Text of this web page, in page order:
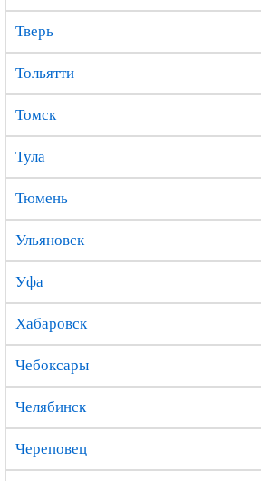
Тверь
Тольятти
Томск
Тула
Тюмень
Ульяновск
Уфа
Хабаровск
Чебоксары
Челябинск
Череповец